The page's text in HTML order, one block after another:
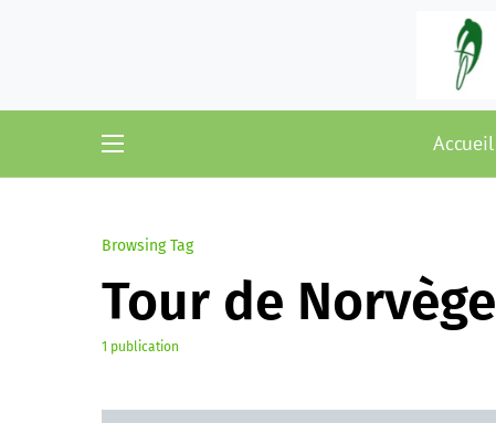
Accueil
Browsing Tag
Tour de Norvège
1 publication